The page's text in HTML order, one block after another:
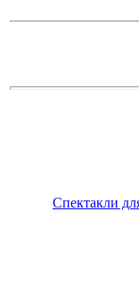
Спектакли